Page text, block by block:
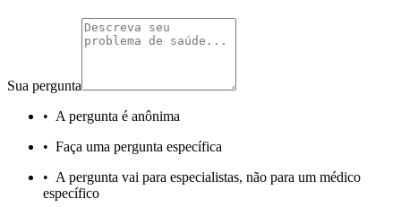
Sua pergunta
• A pergunta é anônima
• Faça uma pergunta específica
• A pergunta vai para especialistas, não para um médico
específico